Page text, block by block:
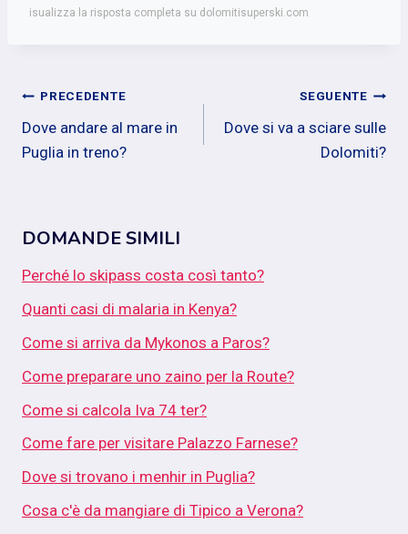
isualizza la risposta completa su dolomitisuperski.com
Navigazione
articoli
PRECEDENTE
Dove andare al mare in
Puglia in treno?
SEGUENTE
Dove si va a sciare sulle
Dolomiti?
DOMANDE SIMILI
Perché lo skipass costa così tanto?
Quanti casi di malaria in Kenya?
Come si arriva da Mykonos a Paros?
Come preparare uno zaino per la Route?
Come si calcola Iva 74 ter?
Come fare per visitare Palazzo Farnese?
Dove si trovano i menhir in Puglia?
Cosa c'è da mangiare di Tipico a Verona?